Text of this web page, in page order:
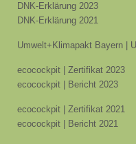
DNK-Erklärung 2023
DNK-Erklärung 2021
Umwelt+Klimapakt Bayern |
ecocockpit | Zertifikat 2023
ecocockpit | Bericht 2023
ecocockpit | Zertifikat 2021
ecocockpit | Bericht 2021